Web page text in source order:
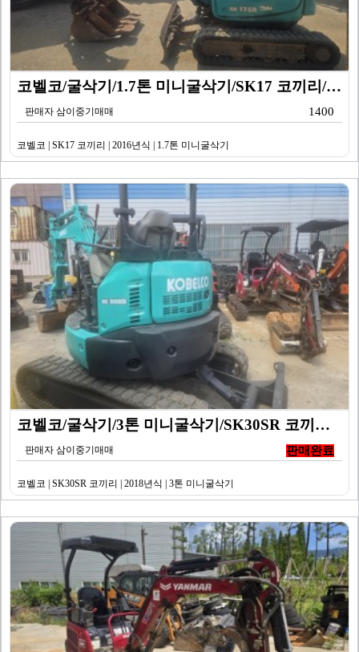
코벨코/굴삭기/1.7톤 미니굴삭기/SK17 코끼리/20…
판매자 삼이중기매매 1400
코벨코 | SK17 코끼리 | 2016년식 | 1.7톤 미니굴삭기
코벨코/굴삭기/3톤 미니굴삭기/SK30SR 코끼리/20…
판매자 삼이중기매매 판매완료
코벨코 | SK30SR 코끼리 | 2018년식 | 3톤 미니굴삭기